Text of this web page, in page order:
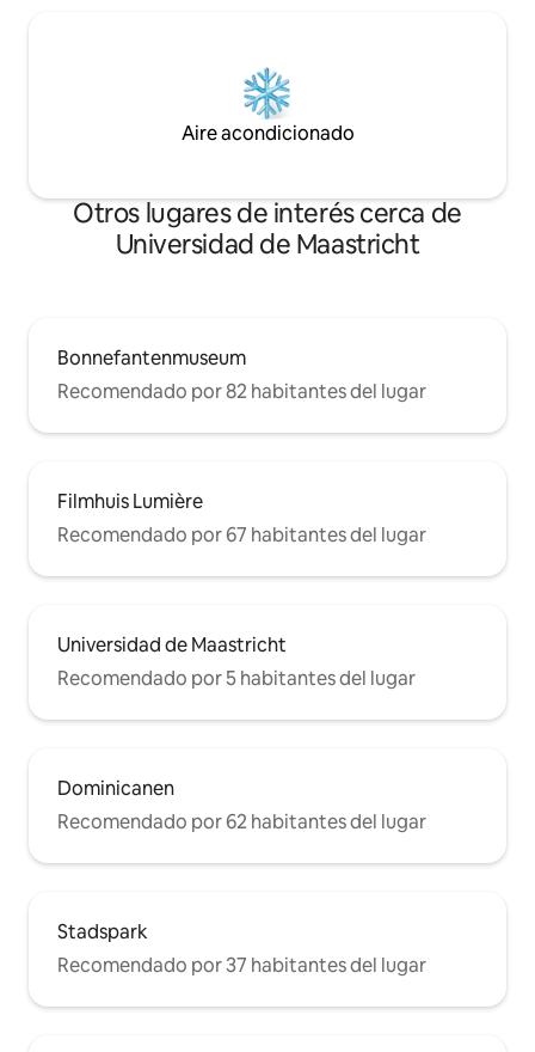
Aire acondicionado
Otros lugares de interés cerca de
Universidad de Maastricht
Bonnefantenmuseum
Recomendado por 82 habitantes del lugar
Filmhuis Lumière
Recomendado por 67 habitantes del lugar
Universidad de Maastricht
Recomendado por 5 habitantes del lugar
Dominicanen
Recomendado por 62 habitantes del lugar
Stadspark
Recomendado por 37 habitantes del lugar